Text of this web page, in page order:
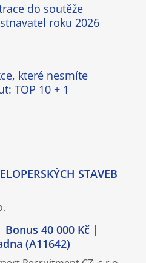
do soutěže
roku 2026
které nesmíte
TOP 10 + 1
STAVEB
40 000 Kč |
(A11642)